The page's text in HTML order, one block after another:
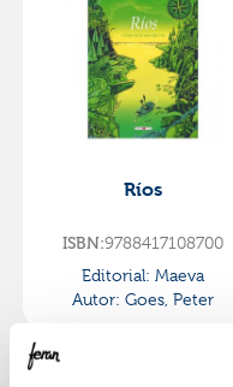
Ríos
ISBN:9788417108700
Editorial: Maeva
Autor: Goes, Peter